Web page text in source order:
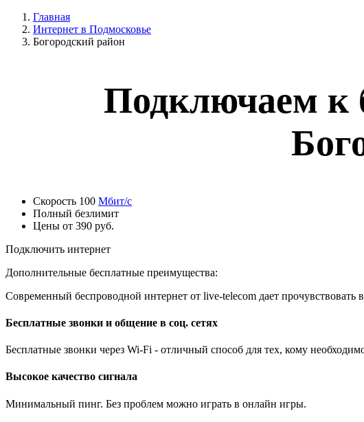
Главная
Интернет в Подмосковье
Богородский район
Подключаем к
Скорость 100 Мбит/с
Полный безлимит
Цены от 390 руб.
Подключить интернет
Дополнительные бесплатные преимущества:
Современный беспроводной интернет от live-telecom дает
Бесплатные звонки и общение в соц. сетях
Бесплатные звонки через Wi-Fi - отличный способ для тех, кому
Высокое качество сигнала
Минимальный пинг. Без проблем можно играть в онлайн игры.